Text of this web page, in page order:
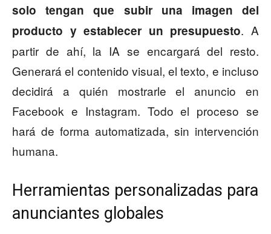
solo tengan que subir una imagen del
producto y establecer un presupuesto. A
partir de ahí, la IA se encargará del resto.
Generará el contenido visual, el texto, e incluso
decidirá a quién mostrarle el anuncio en
Facebook e Instagram. Todo el proceso se
hará de forma automatizada, sin intervención
humana.
Herramientas personalizadas para
anunciantes globales